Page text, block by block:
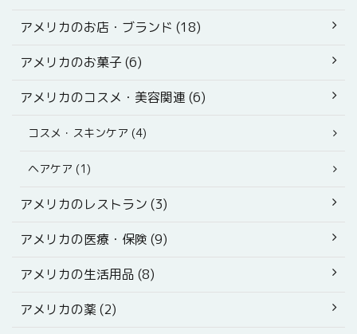
アメリカのお店・ブランド (18)
アメリカのお菓子 (6)
アメリカのコスメ・美容関連 (6)
コスメ・スキンケア (4)
ヘアケア (1)
アメリカのレストラン (3)
アメリカの医療・保険 (9)
アメリカの生活用品 (8)
アメリカの薬 (2)